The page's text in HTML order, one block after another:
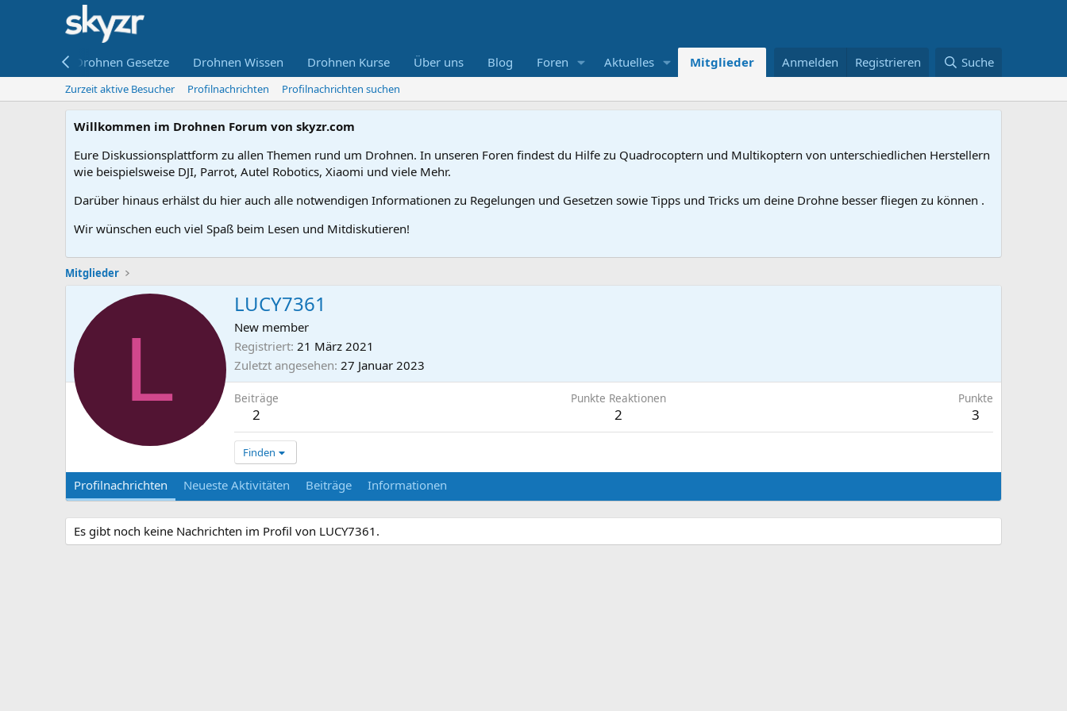
Drohnen Gesetze Drohnen Wissen Drohnen Kurse Über uns Blog Foren Aktuelles Mitglieder Anmelden Registrieren Suche
Zurzeit aktive Besucher Profilnachrichten Profilnachrichten suchen
Willkommen im Drohnen Forum von skyzr.com
Eure Diskussionsplattform zu allen Themen rund um Drohnen. In unseren Foren findest du Hilfe zu Quadrocoptern und Multikoptern von unterschiedlichen Herstellern
wie beispielsweise DJI, Parrot, Autel Robotics, Xiaomi und viele Mehr.
Darüber hinaus erhälst du hier auch alle notwendigen Informationen zu Regelungen und Gesetzen sowie Tipps und Tricks um deine Drohne besser fliegen zu können .
Wir wünschen euch viel Spaß beim Lesen und Mitdiskutieren!
Mitglieder
L
LUCY7361
New member
Registriert 21 März 2021
Zuletzt angesehen 27 Januar 2023
Beiträge
2
Punkte Reaktionen
2
Punkte
3
Finden
Profilnachrichten Neueste Aktivitäten Beiträge Informationen
Es gibt noch keine Nachrichten im Profil von LUCY7361.